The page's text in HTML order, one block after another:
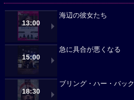
13:00
海辺の彼女たち
15:00
急に具合が悪くなる
18:30
ブリング・ハー・バック